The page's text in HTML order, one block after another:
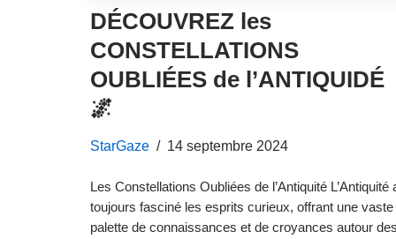
DÉCOUVREZ les
CONSTELLATIONS
OUBLIÉES de l’ANTIQUIDÉ
🌌
StarGaze 14 septembre 2024
Les Constellations Oubliées de l’Antiquité L’Antiquité
toujours fasciné les esprits curieux, offrant une vaste
palette de connaissances et de croyances autour